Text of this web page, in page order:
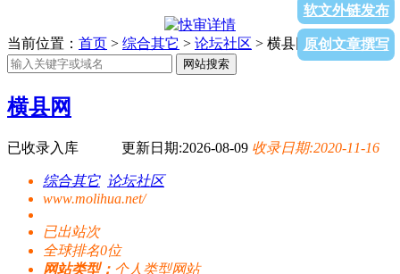
软文外链发布
原创文章撰写
当前位置： 首页 > 综合其它 > 论坛社区 > 横县网
网站搜索
横县网
已收录入库 更新日期:2026-08-09 收录日期:2020-11-16
综合其它 论坛社区
www.molihua.net/
已出站次
全球排名0位
网站类型： 个人类型网站